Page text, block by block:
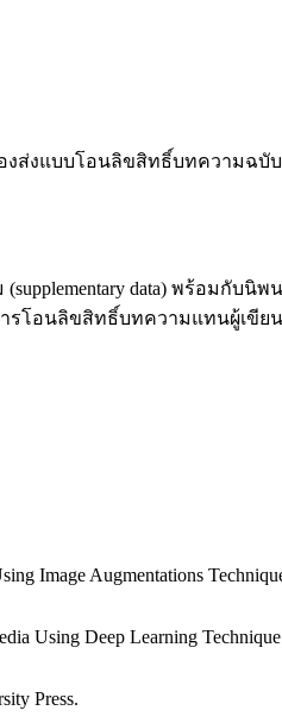
องส่งแบบโอนลิขสิทธิ์บทความฉ
data) พร้อมกับนิพ
ารโอนลิขสิทธิ์บทความแทนผู้เขี
Image Augmentations
Using Deep Learning
Press.